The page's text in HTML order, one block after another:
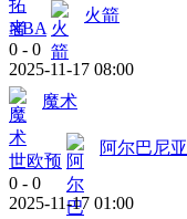
NBA
火箭
0 - 0
2025-11-17 08:00
魔术
世欧预
阿尔巴尼亚
0 - 0
2025-11-17 01:00